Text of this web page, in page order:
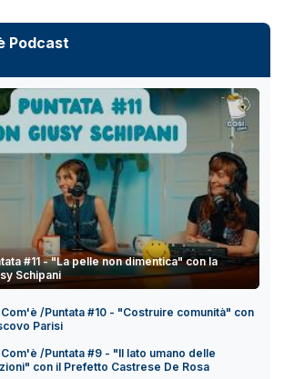
Podcast
#11 - "La pelle non dimentica" con la
Schipani
/Puntata #10 - "Costruire comunità" con
Parisi
/Puntata #9 - "Il lato umano delle
con il Prefetto Castrese De Rosa